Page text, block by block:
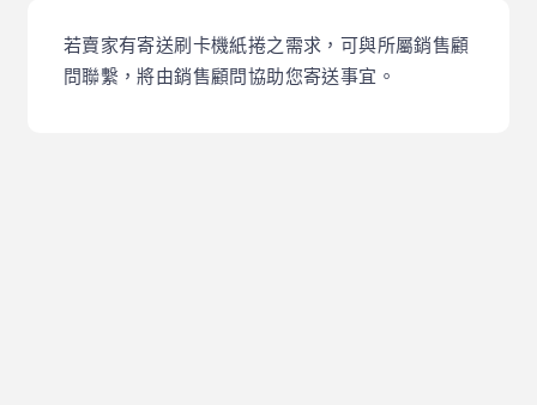
若賣家有寄送刷卡機紙捲之需求，可與所屬銷售顧
問聯繫，將由銷售顧問協助您寄送事宜。